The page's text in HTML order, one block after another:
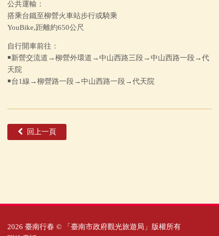
公共運輸：
搭乘台鐵至柳營火車站步行或騎乘
YouBike,距離約650公尺
自行開車前往：
￭新營交流道→柳營外環道→中山西路三段→中山西路一段→代
天院
￭台1線→柳營路一段→中山西路一段→代天院
回上一頁
2026 臺南行春 © 「臺南市政府觀光旅遊局」版權所有